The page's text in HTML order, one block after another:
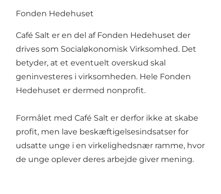
Fonden Hedehuset
Café Salt er en del af Fonden Hedehuset der
drives som Socialøkonomisk Virksomhed. Det
betyder, at et eventuelt overskud skal
geninvesteres i virksomheden. Hele Fonden
Hedehuset er dermed nonprofit.
Formålet med Café Salt er derfor ikke at skabe
profit, men lave beskæftigelsesindsatser for
udsatte unge i en virkelighedsnær ramme, hvor
de unge oplever deres arbejde giver mening.